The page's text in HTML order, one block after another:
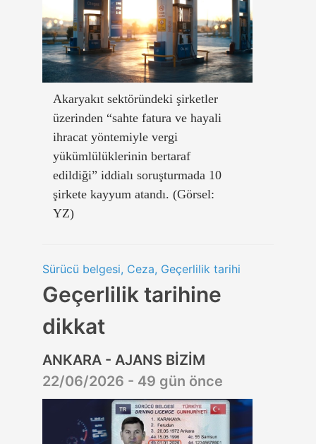
Akaryakıt sektöründeki şirketler
üzerinden “sahte fatura ve hayali
ihracat yöntemiyle vergi
yükümlülüklerinin bertaraf
edildiği” iddialı soruşturmada 10
şirkete kayyum atandı. (Görsel:
YZ)
Sürücü belgesi, Ceza, Geçerlilik tarihi
Geçerlilik tarihine
dikkat
ANKARA - AJANS BİZİM
22/06/2026 - 49 gün önce